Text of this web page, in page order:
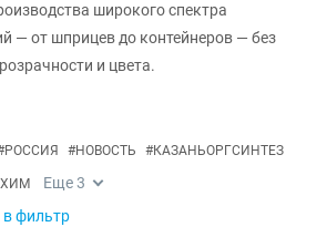
широкого спектра
— от шприцев до контейнеров — без
и цвета.
РОССИЯ #НОВОСТЬ #КАЗАНЬОРГСИНТЕЗ
Еще3
в фильтр